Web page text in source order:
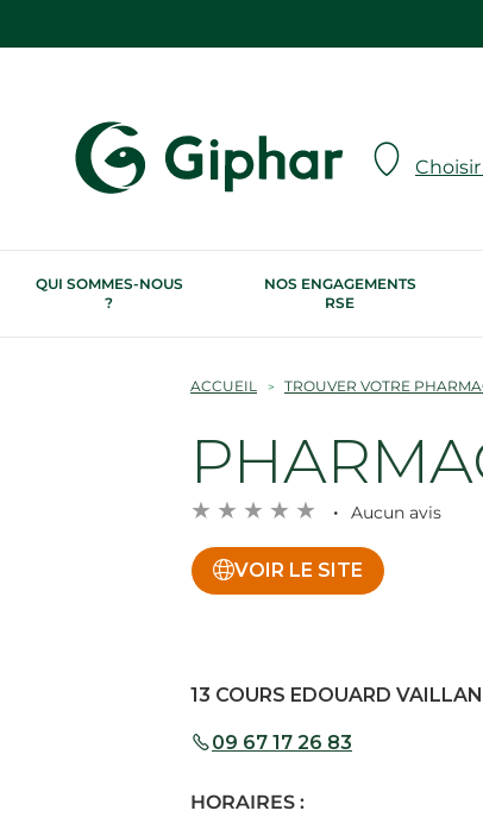
QUI SOMMES-NOUS
?
NOS ENGAGEMENTS
RSE
ACCUEIL TROUVER VOTRE
Aucun avis
VOIR LE SITE
13 COURS EDOUARD
09 67 17 26 83
HORAIRES :